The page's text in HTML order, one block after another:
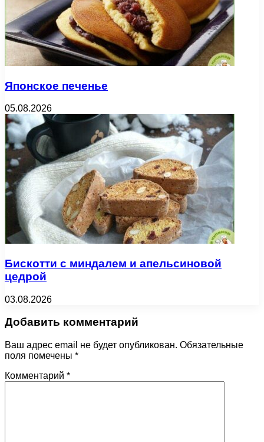
Японское печенье
05.08.2026
Бискотти с миндалем и апельсиновой
цедрой
03.08.2026
Добавить комментарий
Ваш адрес email не будет опубликован. Обязательные
поля помечены *
Комментарий *